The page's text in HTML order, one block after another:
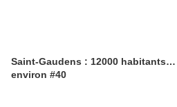
Saint-Gaudens : 12000 habitants…
environ #40